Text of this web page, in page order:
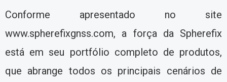
Conforme apresentado no site
www.spherefixgnss.com, a força da Spherefix
está em seu portfólio completo de produtos,
que abrange todos os principais cenários de